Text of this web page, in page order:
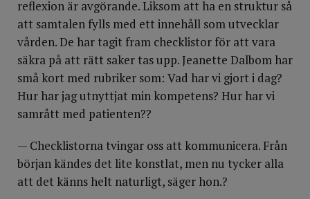
reflexion är avgörande. Liksom att ha en struktur så
att samtalen fylls med ett innehåll som utvecklar
vården. De har tagit fram checklistor för att vara
säkra på att rätt saker tas upp. Jeanette Dalbom har
små kort med rubriker som: Vad har vi gjort i dag?
Hur har jag utnyttjat min kompetens? Hur har vi
samrått med patienten??
— Checklistorna tvingar oss att kommunicera. Från
början kändes det lite konstlat, men nu tycker alla
att det känns helt naturligt, säger hon.?